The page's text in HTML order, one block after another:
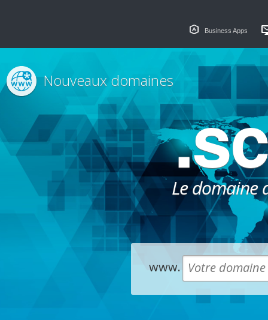
Business Apps
Le domaine
Nouveaux domaines
www.